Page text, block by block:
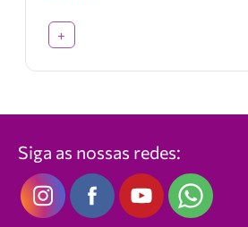
+
Siga as nossas redes: